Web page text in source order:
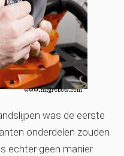
was de eerste
onderdelen zouden
echter geen manier